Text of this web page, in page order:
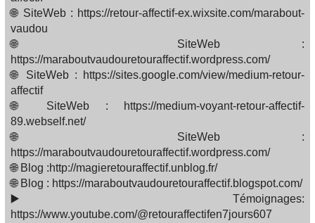
🌐 SiteWeb : https://retour-affectif-ex.wixsite.com/marabout-
vaudou
🌐 SiteWeb :
https://maraboutvaudouretouraffectif.wordpress.com/
🌐 SiteWeb : https://sites.google.com/view/medium-retour-
affectif
🌐 SiteWeb : https://medium-voyant-retour-affectif-
89.webself.net/
🌐 SiteWeb :
https://maraboutvaudouretouraffectif.wordpress.com/
🌐 Blog :http://magieretouraffectif.unblog.fr/
🌐 Blog : https://maraboutvaudouretouraffectif.blogspot.com/
▶️ Témoignages:
https://www.youtube.com/@retouraffectifen7jours607